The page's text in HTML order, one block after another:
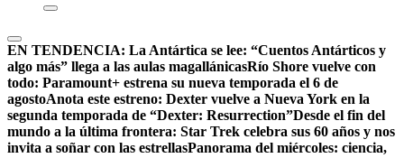
EN TENDENCIA: La Antártica se lee: “Cuentos Antárticos y
algo más” llega a las aulas magallánicasRío Shore vuelve con
todo: Paramount+ estrena su nueva temporada el 6 de
agostoAnota este estreno: Dexter vuelve a Nueva York en la
segunda temporada de “Dexter: Resurrection”Desde el fin del
mundo a la última frontera: Star Trek celebra sus 60 años y nos
invita a soñar con las estrellasPanorama del miércoles: ciencia,